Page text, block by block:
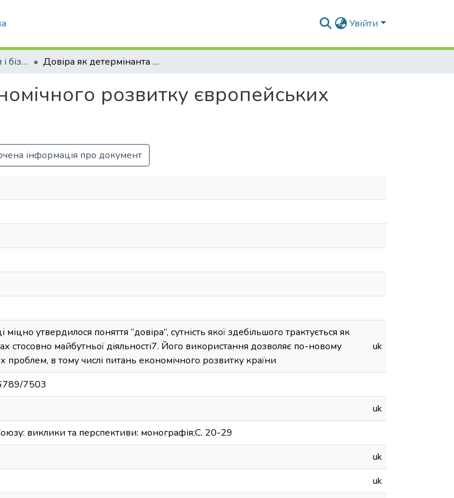
Увійти
Кафедра Економіки і бізнесу Довіра як детермінанта економічного розвитку європейських країн
розвитку європейських
інформація про документ
утвердилося поняття “довіра”, сутність якої здебільшого трактується як
стосовно майбутньої діяльності7. Його використання дозволяє по-новому
проблем, в тому числі питань економічного розвитку країни
uk
7503
uk
виклики та перспективи: монографія;С. 20-29
uk
uk